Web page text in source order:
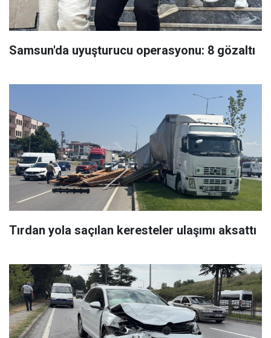
Samsun'da uyuşturucu operasyonu: 8 gözaltı
Tırdan yola saçılan keresteler ulaşımı aksattı